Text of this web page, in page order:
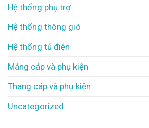
Hệ thống phụ trợ
Hệ thống thông gió
Hệ thống tủ điện
Máng cáp và phụ kiện
Thang cáp và phụ kiện
Uncategorized